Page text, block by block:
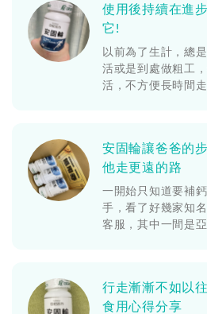
使用後持續在進
它!
以前為了生計，總
活或是到處做粗工
活，不方便長時間
安固輪讓爸爸的
他走更遠的路
一開始只知道要補
手，看了好幾家知
客服，其中一間是
行走漸漸不如以
食用心得分享